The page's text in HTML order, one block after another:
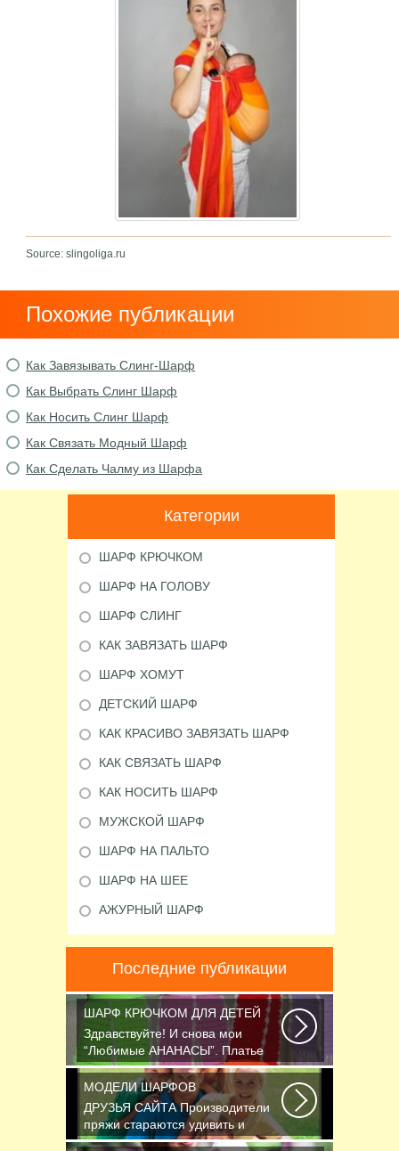
Source: slingoliga.ru
Похожие публикации
Как Завязывать Слинг-Шарф
Как Выбрать Слинг Шарф
Как Носить Слинг Шарф
Как Связать Модный Шарф
Как Сделать Чалму из Шарфа
Категории
ШАРФ КРЮЧКОМ
ШАРФ НА ГОЛОВУ
ШАРФ СЛИНГ
КАК ЗАВЯЗАТЬ ШАРФ
ШАРФ ХОМУТ
ДЕТСКИЙ ШАРФ
КАК КРАСИВО ЗАВЯЗАТЬ ШАРФ
КАК СВЯЗАТЬ ШАРФ
КАК НОСИТЬ ШАРФ
МУЖСКОЙ ШАРФ
ШАРФ НА ПАЛЬТО
ШАРФ НА ШЕЕ
АЖУРНЫЙ ШАРФ
Последние публикации
ШАРФ КРЮЧКОМ ДЛЯ ДЕТЕЙ
Здравствуйте! И снова мои
“Любимые АНАНАСЫ”. Платье
связано крючком 1.75...
МОДЕЛИ ШАРФОВ
ДРУЗЬЯ САЙТА Производители
пряжи стараются удивить и
облегчить труд вязальщицам...